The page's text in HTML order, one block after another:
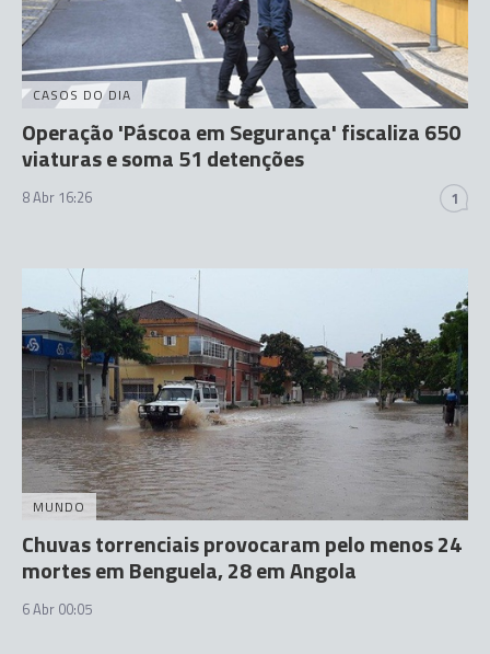
CASOS DO DIA
Operação 'Páscoa em Segurança' fiscaliza 650
viaturas e soma 51 detenções
8 Abr 16:26 1
MUNDO
Chuvas torrenciais provocaram pelo menos 24
mortes em Benguela, 28 em Angola
6 Abr 00:05